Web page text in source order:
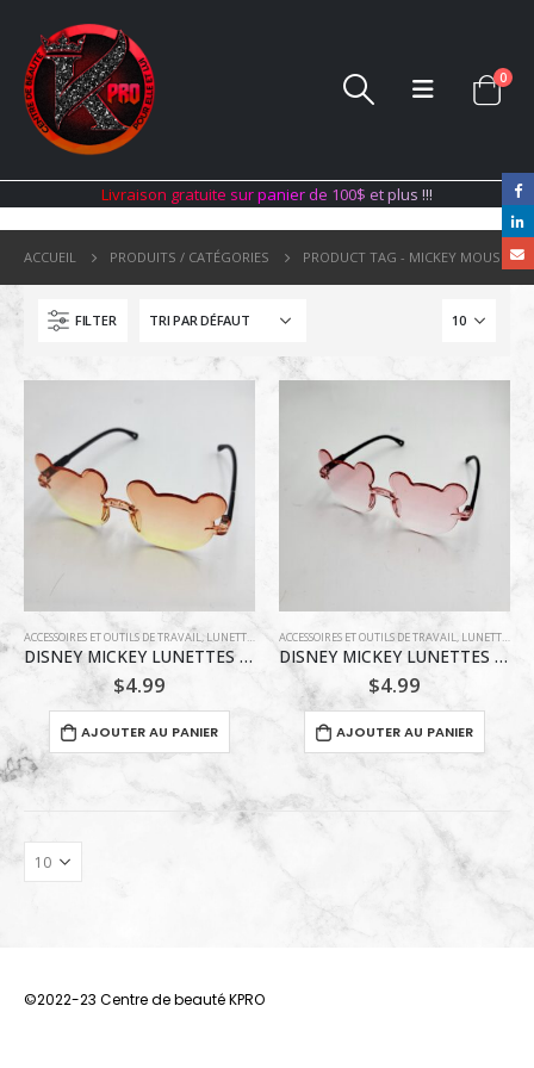
0
Livraison gratuite surpanier de 100$ etplus !!!
ACCUEIL PRODUITS / CATÉGORIES PRODUCT TAG - MICKEY MOUSE
FILTER
ACCESSOIRES ET OUTILS DE TRAVAIL, LUNETTES
DISNEY MICKEY LUNETTES 5-12 ANS ORANGES
$4.99
AJOUTER AU PANIER
ACCESSOIRES ET OUTILS DE TRAVAIL, LUNETTES
DISNEY MICKEY LUNETTES 5-12 ANS ROSES
$4.99
AJOUTER AU PANIER
©2022-23 Centre de beauté KPRO